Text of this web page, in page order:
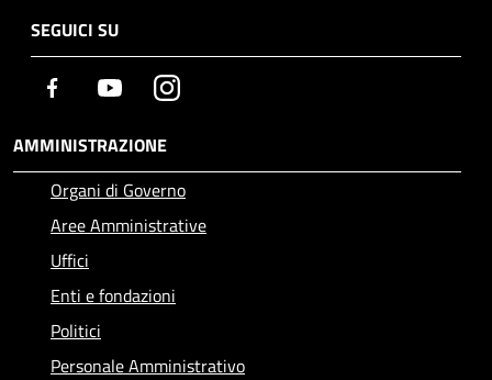
SEGUICI SU
Facebook YoutubeInstagram
AMMINISTRAZIONE
Organi di Governo
Aree Amministrative
Uffici
Enti e fondazioni
Politici
Personale Amministrativo